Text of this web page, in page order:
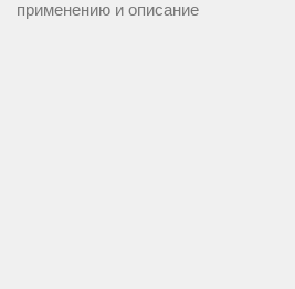
применению и описание